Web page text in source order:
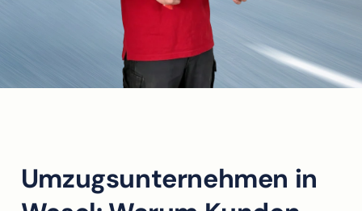
Umzugsunternehmen in